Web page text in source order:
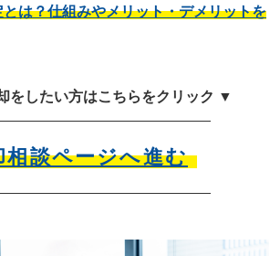
は？仕組みやメリット・デメリットを
をしたい方はこちらをクリック ▼
相談ページへ進む